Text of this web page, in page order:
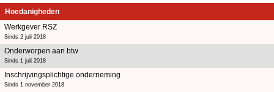
Hoedanigheden
Werkgever RSZ
Sinds 2 juli 2018
Onderworpen aan btw
Sinds 1 juli 2018
Inschrijvingsplichtige onderneming
Sinds 1 november 2018